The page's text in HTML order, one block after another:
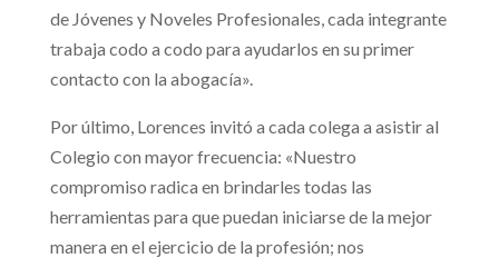
de Jóvenes y Noveles Profesionales, cada integrante
trabaja codo a codo para ayudarlos en su primer
contacto con la abogacía».
Por último, Lorences invitó a cada colega a asistir al
Colegio con mayor frecuencia: «Nuestro
compromiso radica en brindarles todas las
herramientas para que puedan iniciarse de la mejor
manera en el ejercicio de la profesión; nos